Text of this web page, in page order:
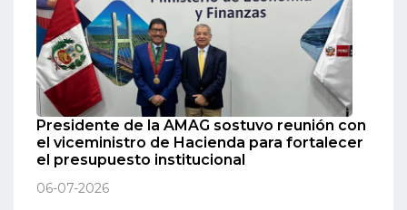
Presidente de la AMAG sostuvo reunión con
el viceministro de Hacienda para fortalecer
el presupuesto institucional
06-07-2026